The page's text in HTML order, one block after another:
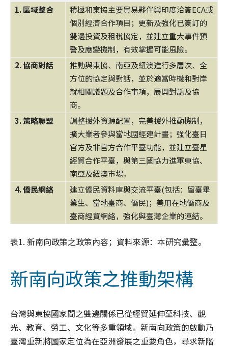
1. 區域整合
積極和東協主要貿易夥伴與印度洽簽ECA或
個別經濟合作項目；更新及強化已簽訂的
雙邊投資及租稅協定，並建立重大事件預
警及應變機制，有效掌握可能風險。
2. 協商對話
推動與東協、南亞及紐澳進行多層次、全
方位的協定與對話，並於適當時機和對岸
就相關議題及合作事項，展開對話及協
商。
3. 策略聯盟
調整援外資源配置，完善援外推動機制，
擴大業者參與當地國經建計畫；強化臺日
官方及非官方合作平臺功能，並建立臺星
經貿合作平臺，與第三國協力進軍東協、
南亞及紐澳市場。
4. 僑民網絡
建立僑民資料庫與交流平臺(包括：留臺畢
業生、當地臺商、僑民)；善用在地僑商及
臺商經貿網絡，強化與臺灣企業的連結。
表1. 新南向政策之政策內容；資料來源：本研究彙整。
新南向政策之推動架構
台灣與東協國家間之雙邊關係已從經貿延伸至科技、觀
光、教育、勞工、文化等多重領域。新南向政策的啟動乃
臺灣重新將國家定位為在亞洲發展之重要角色，尋求新階